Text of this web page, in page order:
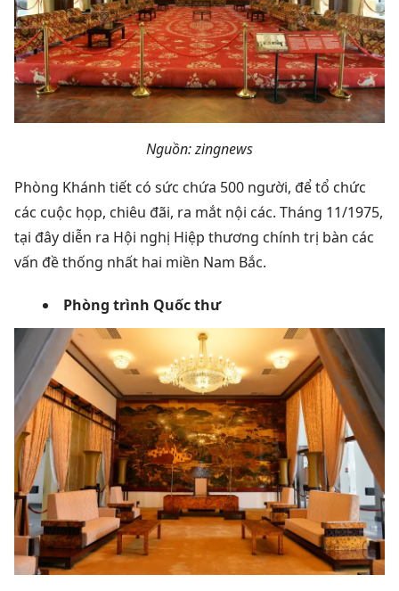
Nguồn: zingnews
Phòng Khánh tiết có sức chứa 500 người, để tổ chức
các cuộc họp, chiêu đãi, ra mắt nội các. Tháng 11/1975,
tại đây diễn ra Hội nghị Hiệp thương chính trị bàn các
vấn đề thống nhất hai miền Nam Bắc.
Phòng trình Quốc thư